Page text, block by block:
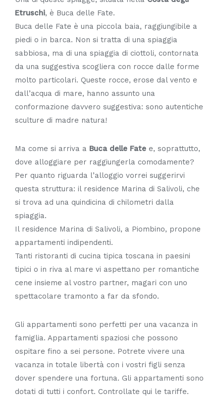
Etruschi, è Buca delle Fate.
Buca delle Fate è una piccola baia, raggiungibile a
piedi o in barca. Non si tratta di una spiaggia
sabbiosa, ma di una spiaggia di ciottoli, contornata
da una suggestiva scogliera con rocce dalle forme
molto particolari. Queste rocce, erose dal vento e
dall’acqua di mare, hanno assunto una
conformazione davvero suggestiva: sono autentiche
sculture di madre natura!
Ma come si arriva a Buca delle Fate e, soprattutto,
dove alloggiare per raggiungerla comodamente?
Per quanto riguarda l’alloggio vorrei suggerirvi
questa struttura: il residence Marina di Salivoli, che
si trova ad una quindicina di chilometri dalla
spiaggia.
Il residence Marina di Salivoli, a Piombino, propone
appartamenti indipendenti.
Tanti ristoranti di cucina tipica toscana in paesini
tipici o in riva al mare vi aspettano per romantiche
cene insieme al vostro partner, magari con uno
spettacolare tramonto a far da sfondo.
Gli appartamenti sono perfetti per una vacanza in
famiglia. Appartamenti spaziosi che possono
ospitare fino a sei persone. Potrete vivere una
vacanza in totale libertà con i vostri figli senza
dover spendere una fortuna. Gli appartamenti sono
dotati di tutti i confort. Controllate qui le tariffe.